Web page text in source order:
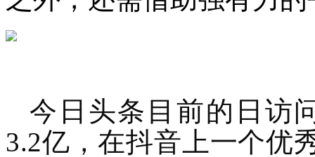
今日头条目前的日访
3.2亿，在抖音上一个优